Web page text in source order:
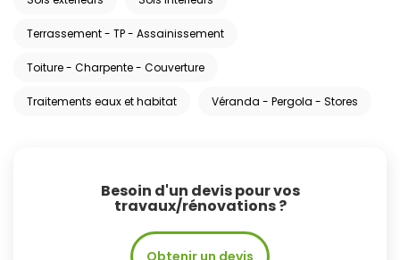
Terrassement - TP - Assainissement
Toiture - Charpente - Couverture
Traitements eaux et habitat Véranda - Pergola - Stores
Besoin d'un devis pour vos
travaux/rénovations ?
Obtenir un devis